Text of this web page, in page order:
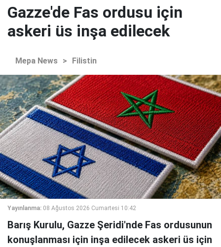
Gazze'de Fas ordusu için
askeri üs inşa edilecek
Mepa News > Filistin
Yayınlanma: 08 Ağustos 2026 Cumartesi 10:42
Barış Kurulu, Gazze Şeridi'nde Fas ordusunun
konuşlanması için inşa edilecek askeri üs için